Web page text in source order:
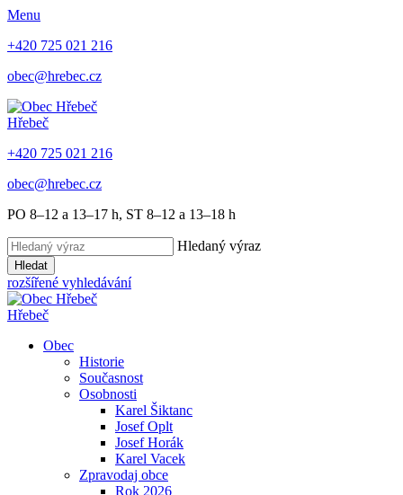
Menu
+420 725 021 216
obec@hrebec.cz
Hřebeč
+420 725 021 216
obec@hrebec.cz
PO 8–12 a 13–17 h, ST 8–12 a 13–18 h
Hledaný výraz
Hledat
rozšířené vyhledávání
Hřebeč
Obec
Historie
Současnost
Osobnosti
Karel Šiktanc
Josef Oplt
Josef Horák
Karel Vacek
Zpravodaj obce
Rok 2026